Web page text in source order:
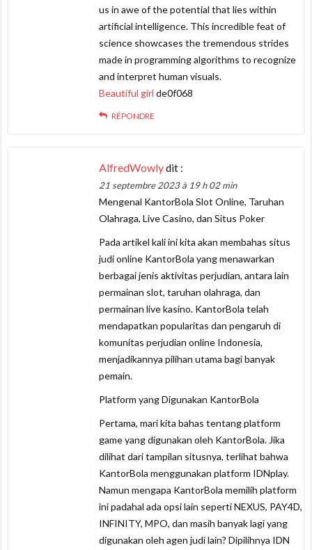
us in awe of the potential that lies within
artificial intelligence. This incredible feat of
science showcases the tremendous strides
made in programming algorithms to recognize
and interpret human visuals.
Beautiful girl de0f068
RÉPONDRE
AlfredWowlydit :
21 septembre 2023 à 19 h 02 min
Mengenal KantorBola Slot Online, Taruhan
Olahraga, Live Casino, dan Situs Poker
Pada artikel kali ini kita akan membahas situs
judi online KantorBola yang menawarkan
berbagai jenis aktivitas perjudian, antara lain
permainan slot, taruhan olahraga, dan
permainan live kasino. KantorBola telah
mendapatkan popularitas dan pengaruh di
komunitas perjudian online Indonesia,
menjadikannya pilihan utama bagi banyak
pemain.
Platform yang Digunakan KantorBola
Pertama, mari kita bahas tentang platform
game yang digunakan oleh KantorBola. Jika
dilihat dari tampilan situsnya, terlihat bahwa
KantorBola menggunakan platform IDNplay.
Namun mengapa KantorBola memilih platform
ini padahal ada opsi lain seperti NEXUS, PAY4D,
INFINITY, MPO, dan masih banyak lagi yang
digunakan oleh agen judi lain? Dipilihnya IDN